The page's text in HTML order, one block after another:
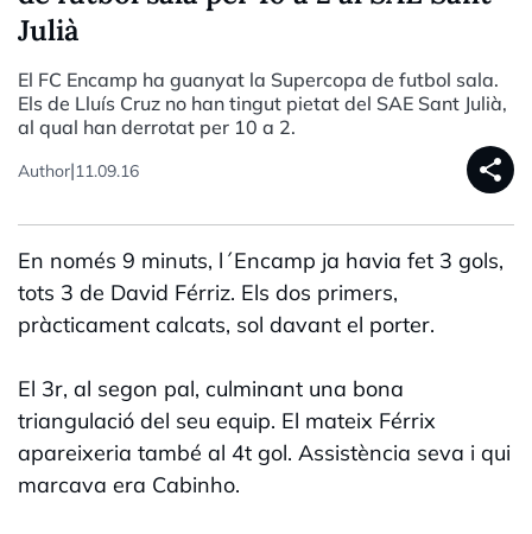
Julià
El FC Encamp ha guanyat la Supercopa de futbol sala.
Els de Lluís Cruz no han tingut pietat del SAE Sant Julià,
al qual han derrotat per 10 a 2.
Author|11.09.16 share
En només 9 minuts, l´Encamp ja havia fet 3 gols,
tots 3 de David Férriz. Els dos primers,
pràcticament calcats, sol davant el porter.
El 3r, al segon pal, culminant una bona
triangulació del seu equip. El mateix Férrix
apareixeria també al 4t gol. Assistència seva i qui
marcava era Cabinho.